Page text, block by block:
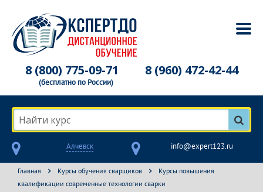
8 (800) 775-09-71
(бесплатно по России)
8 (960) 472-42-44
Найти курс
Алчевск info@expert123.ru
Главная Курсы обучения сварщиков
Курсы повышения
квалификации современные технологии сварки